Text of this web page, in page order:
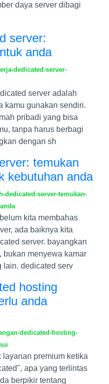
daya server dibagi
server:
anda
dedicated-server-
server adalah
kamu gunakan sendiri.
pribadi yang bisa
tanpa harus berbagi
dengan sh
temukan
kebutuhan anda
dedicated-server-temukan-
kita membahas
ada baiknya kita
server. bayangkan
bukan menyewa kamar
lain. dedicated serv
hosting
anda
dedicated-hosting-
premium ketika
apa yang terlintas
berpikir tentang